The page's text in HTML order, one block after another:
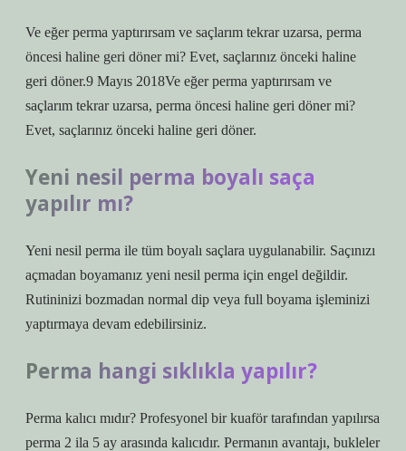
Ve eğer perma yaptırırsam ve saçlarım tekrar uzarsa, perma
öncesi haline geri döner mi? Evet, saçlarınız önceki haline
geri döner.9 Mayıs 2018Ve eğer perma yaptırırsam ve
saçlarım tekrar uzarsa, perma öncesi haline geri döner mi?
Evet, saçlarınız önceki haline geri döner.
Yeni nesil perma boyalı saça
yapılır mı?
Yeni nesil perma ile tüm boyalı saçlara uygulanabilir. Saçınızı
açmadan boyamanız yeni nesil perma için engel değildir.
Rutininizi bozmadan normal dip veya full boyama işleminizi
yaptırmaya devam edebilirsiniz.
Perma hangi sıklıkla yapılır?
Perma kalıcı mıdır? Profesyonel bir kuaför tarafından yapılırsa
perma 2 ila 5 ay arasında kalıcıdır. Permanın avantajı, bukleler